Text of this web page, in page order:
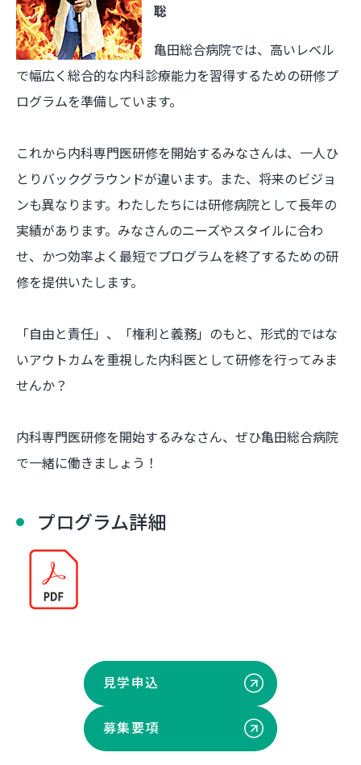
聡
亀田総合病院では、高いレベル
で幅広く総合的な内科診療能力を習得するための研修プ
ログラムを準備しています。
これから内科専門医研修を開始するみなさんは、一人ひ
とりバックグラウンドが違います。また、将来のビジョ
ンも異なります。わたしたちには研修病院として長年の
実績があります。みなさんのニーズやスタイルに合わ
せ、かつ効率よく最短でプログラムを終了するための研
修を提供いたします。
「自由と責任」、「権利と義務」のもと、形式的ではな
いアウトカムを重視した内科医として研修を行ってみま
せんか？
内科専門医研修を開始するみなさん、ぜひ亀田総合病院
で一緒に働きましょう！
プログラム詳細
見学申込
募集要項